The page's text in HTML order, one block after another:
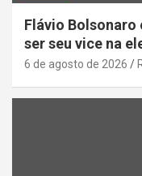
Flávio Bolsonaro
ser seu vice na
6 de agosto de 2026